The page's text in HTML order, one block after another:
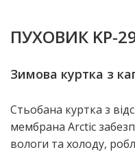
ПУХОВИК
Зимова куртка з
Стьобана куртка з
мембрана Arctic
вологи та холоду,